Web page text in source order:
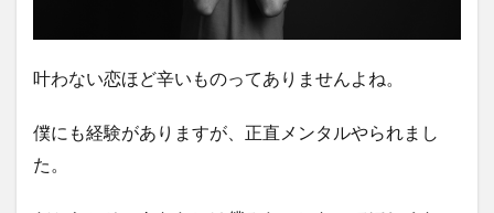
叶わない恋ほど辛いものってありませんよね。
僕にも経験がありますが、正直メンタルやられまし
た。